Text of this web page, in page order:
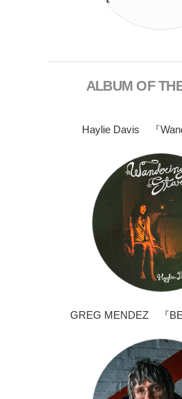
ALBUM OF
Haylie Davis 『
GREG MENDEZ 『